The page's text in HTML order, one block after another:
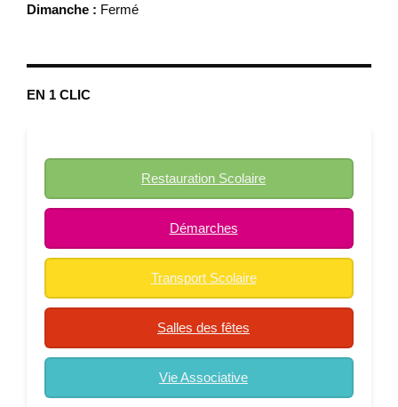
Dimanche : Fermé
EN 1 CLIC
Restauration Scolaire
Démarches
Transport Scolaire
Salles des fêtes
Vie Associative